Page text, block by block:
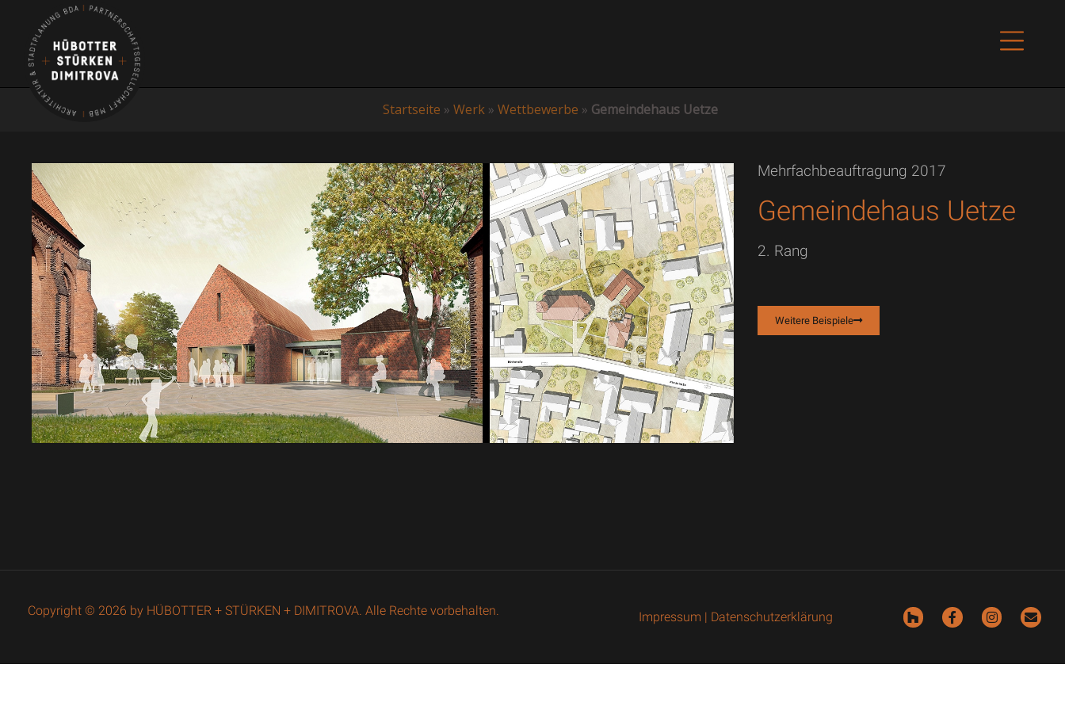
Startseite » Werk » Wettbewerbe » Gemeindehaus Uetze
Mehrfachbeauftragung 2017
Gemeindehaus Uetze
2. Rang
Weitere Beispiele
Copyright © 2026 by HÜBOTTER + STÜRKEN + DIMITROVA. Alle Rechte vorbehalten. Impressum | Datenschutzerklärung